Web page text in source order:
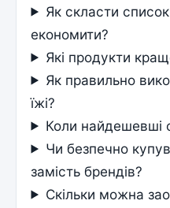
Як скласти
економити?
Які продукти
Як правильно
їжі?
Коли найдешевші
Чи безпечно
замість брендів?
Скільки можна